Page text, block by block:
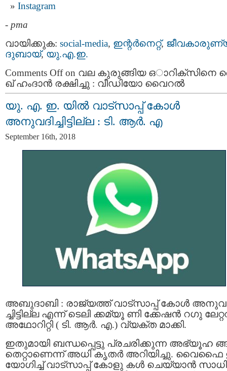
Instagram
- pma
വായിക്കുക: social-media, ഇന്റര്‍നെറ്റ്‌,
ദുബായ്‌, യു.എ.ഇ.
Comments Offon വ​ല കു​രു​ങ്ങി​യ ഒാ​റി​ക്​​സി​നെ
ഖ്​ ഹം​ദാ​ൻ ര​ക്ഷി​ച്ചു : വീഡിയോ വൈറല്‍
യു. എ. ഇ. യിൽ വാട്സാപ്പ് കോൾ
അനുവദിച്ചിട്ടില്ല : ടി. ആർ. എ
September 16th, 2018
അബുദാബി : രാജ്യത്ത് വാട്സാപ്പ് കോൾ
ച്ചിട്ടില്ല എന്ന് ടെലി ക്കമ്യൂ ണി ക്കേഷൻ റഗു
അഥോറിറ്റി ( ടി. ആർ. എ.) വ്യക്ത മാക്കി.
ഇതുമായി ബന്ധപ്പെട്ടു പ്രചരിക്കുന്ന അഭ്യൂഹ
തെറ്റാണെന്ന് അധി കൃതർ അറിയിച്ചു. വൈഫൈ
യോഗിച്ച് വാട്‌സാപ്പ് കോളു കൾ ചെയ്യാൻ